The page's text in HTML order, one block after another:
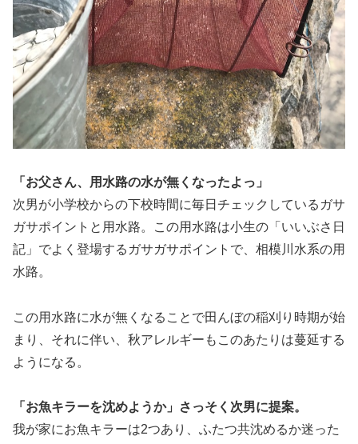
「お父さん、用水路の水が無くなったよっ」
次男が小学校からの下校時間に毎日チェックしているガサ
ガサポイントと用水路。この用水路は小生の「いいぶさ日
記」でよく登場するガサガサポイントで、相模川水系の用
水路。
この用水路に水が無くなることで田んぼの稲刈り時期が始
まり、それに伴い、秋アレルギーもこのあたりは蔓延する
ようになる。
「お魚キラーを沈めようか」さっそく次男に提案。
我が家にお魚キラーは2つあり、ふたつ共沈めるか迷った